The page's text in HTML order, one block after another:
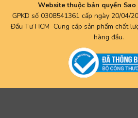
Website thuộc bản quyền Sao
GPKD số 0308541361 cấp ngày 20/04/
Đầu Tư HCM Cung cấp sản phẩm chất
hàng đầu.